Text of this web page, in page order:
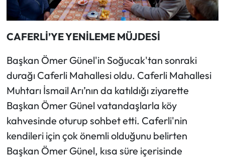
CAFERLİ’YE YENİLEME MÜJDESİ
Başkan Ömer Günel'in Soğucak'tan sonraki
durağı Caferli Mahallesi oldu. Caferli Mahallesi
Muhtarı İsmail Arı’nın da katıldığı ziyarette
Başkan Ömer Günel vatandaşlarla köy
kahvesinde oturup sohbet etti. Caferli'nin
kendileri için çok önemli olduğunu belirten
Başkan Ömer Günel, kısa süre içerisinde